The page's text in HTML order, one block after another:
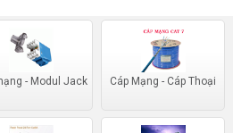
- Modul Jack Cáp Mạng - Cáp Thoại